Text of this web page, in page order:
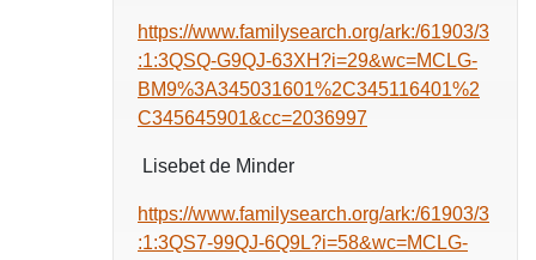
https://www.familysearch.org/ark:/61903/3
:1:3QSQ-G9QJ-63XH?i=29&wc=MCLG-
BM9%3A345031601%2C345116401%2
C345645901&cc=2036997
Lisebet de Minder
https://www.familysearch.org/ark:/61903/3
:1:3QS7-99QJ-6Q9L?i=58&wc=MCLG-